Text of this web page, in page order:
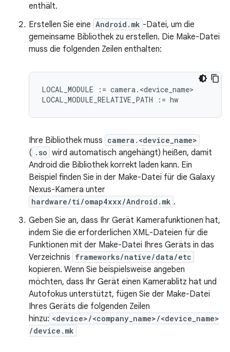
enthält.
Erstellen Sie eine Android.mk -Datei, um die
gemeinsame Bibliothek zu erstellen. Die Make-Datei
muss die folgenden Zeilen enthalten:
LOCAL_MODULE := camera.<device_name>
Ihre Bibliothek muss camera.<device_name>
( .so wird automatisch angehängt) heißen, damit
Android die Bibliothek korrekt laden kann. Ein
Beispiel finden Sie in der Make-Datei für die Galaxy
Nexus-Kamera unter
hardware/ti/omap4xxx/Android.mk .
Geben Sie an, dass Ihr Gerät Kamerafunktionen hat,
indem Sie die erforderlichen XML-Dateien für die
Funktionen mit der Make-Datei Ihres Geräts in das
Verzeichnis frameworks/native/data/etc
kopieren. Wenn Sie beispielsweise angeben
möchten, dass Ihr Gerät einen Kamerablitz hat und
Autofokus unterstützt, fügen Sie der Make-Datei
Ihres Geräts die folgenden Zeilen
hinzu: <device>/<company_name>/<device_name>
/device.mk